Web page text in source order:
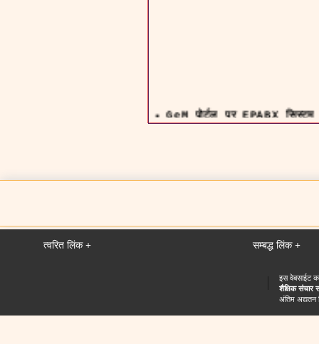
GeM पोर्टल पर EPABX
सी.ई.सी. न्यूज़लैटर का जुलाई
12वां अंतर्राष्ट्रीय योग दिवस @
कंसोर्टियम फॉर एजुकेशनल
त्वरित लिंक + सम्बद्ध लिंक +
इस वेबसाईट
शैक्षिक संचार
अंतिम अद्यतन